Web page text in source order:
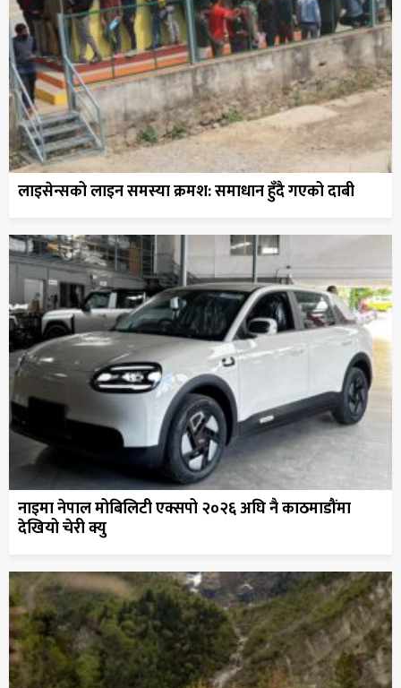
लाइसेन्सको लाइन समस्या क्रमश: समाधान हुँदै गएको दाबी
नाइमा नेपाल मोबिलिटी एक्सपो २०२६ अघि नै काठमाडौंमा
देखियो चेरी क्यु